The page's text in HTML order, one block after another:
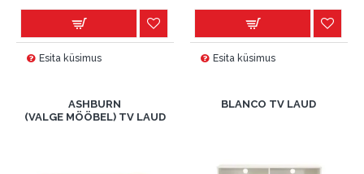
Esita küsimus Esita küsimus
ASHBURN
(VALGE MÖÖBEL) TV LAUD
BLANCO TV LAUD